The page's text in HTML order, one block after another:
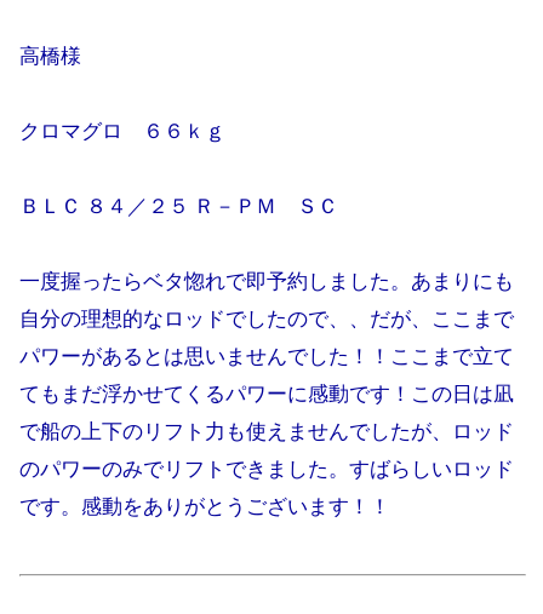
高橋様
クロマグロ ６６ｋｇ
ＢＬＣ ８４／２５ Ｒ－ＰＭ ＳＣ
一度握ったらベタ惚れで即予約しました。あまりにも
自分の理想的なロッドでしたので、、だが、ここまで
パワーがあるとは思いませんでした！！ここまで立て
てもまだ浮かせてくるパワーに感動です！この日は凪
で船の上下のリフト力も使えませんでしたが、ロッド
のパワーのみでリフトできました。すばらしいロッド
です。感動をありがとうございます！！